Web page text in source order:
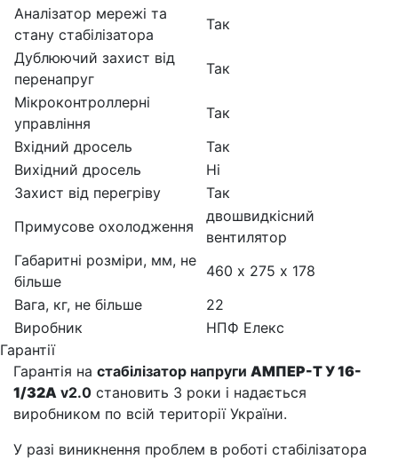
Аналізатор мережі та
стану стабілізатора
Так
Дублюючий захист від
перенапруг
Так
Мікроконтроллерні
управління
Так
Вхідний дросель
Так
Вихідний дросель
Ні
Захист від перегріву
Так
Примусове охолодження
двошвидкісний
вентилятор
Габаритні розміри, мм, не
більше
460 х 275 х 178
Вага, кг, не більше
22
Виробник
НПФ Елекс
Гарантії
Гарантія на стабілізатор напруги АМПЕР-Т У 16-
1/32А v2.0 становить 3 роки і надається
виробником по всій території України.
У разі виникнення проблем в роботі стабілізатора